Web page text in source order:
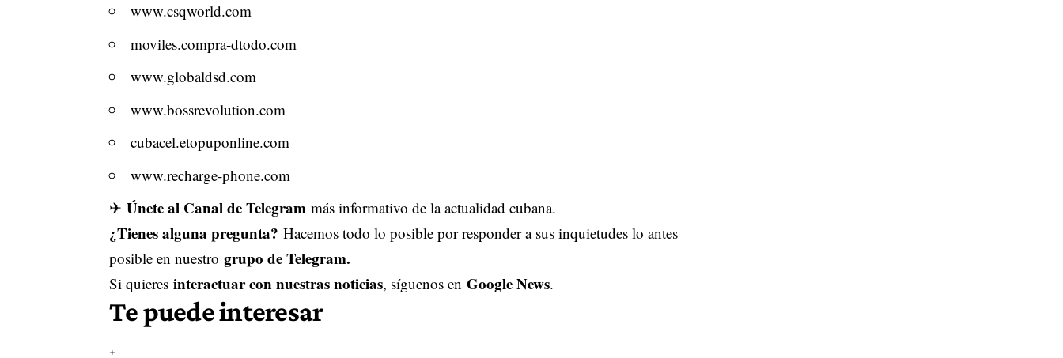
www.csqworld.com
moviles.compra-dtodo.com
www.globaldsd.com
www.bossrevolution.com
cubacel.etopuponline.com
www.recharge-phone.com
✈ Únete al Canal de Telegram más informativo de la actualidad cubana.
¿Tienes alguna pregunta? Hacemos todo lo posible por responder a sus inquietudes lo antes
posible en nuestro grupo de Telegram.
Si quieres interactuar con nuestras noticias, síguenos en Google News.
Te puede interesar